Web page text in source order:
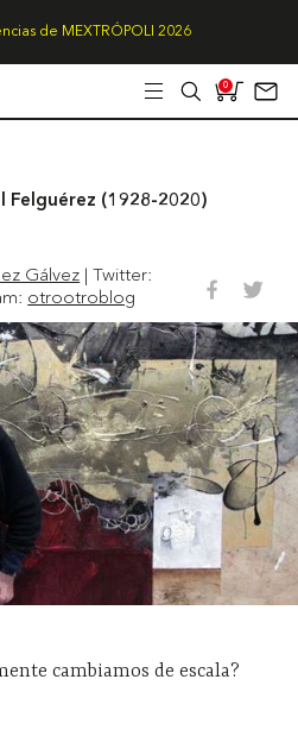
de MEXTRÓPOLI 2026
0
Felguérez (1928-2020)
Gálvez | Twitter:
otrootroblog
cambiamos de escala?